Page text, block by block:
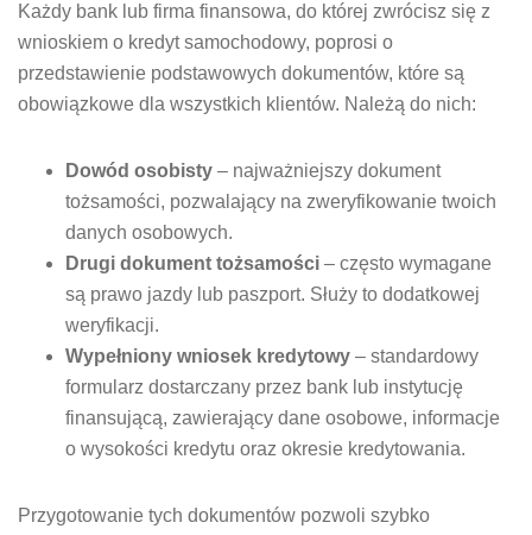
Każdy bank lub firma finansowa, do której zwrócisz się z
wnioskiem o kredyt samochodowy, poprosi o
przedstawienie podstawowych dokumentów, które są
obowiązkowe dla wszystkich klientów. Należą do nich:
Dowód osobisty – najważniejszy dokument
tożsamości, pozwalający na zweryfikowanie twoich
danych osobowych.
Drugi dokument tożsamości – często wymagane
są prawo jazdy lub paszport. Służy to dodatkowej
weryfikacji.
Wypełniony wniosek kredytowy – standardowy
formularz dostarczany przez bank lub instytucję
finansującą, zawierający dane osobowe, informacje
o wysokości kredytu oraz okresie kredytowania.
Przygotowanie tych dokumentów pozwoli szybko